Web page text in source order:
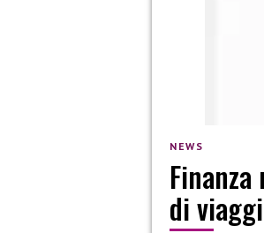
NEWS
di